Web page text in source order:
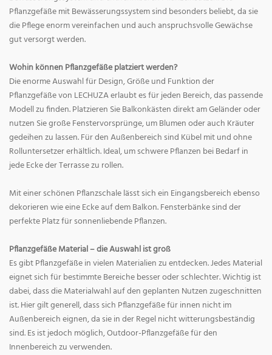
Pflanzgefäße mit Bewässerungssystem sind besonders beliebt, da sie
die Pflege enorm vereinfachen und auch anspruchsvolle Gewächse
gut versorgt werden.
Wohin können Pflanzgefäße platziert werden?
Die enorme Auswahl für Design, Größe und Funktion der
Pflanzgefäße von LECHUZA erlaubt es für jeden Bereich, das passende
Modell zu finden. Platzieren Sie Balkonkästen direkt am Geländer oder
nutzen Sie große Fenstervorsprünge, um Blumen oder auch Kräuter
gedeihen zu lassen. Für den Außenbereich sind Kübel mit und ohne
Rolluntersetzer erhältlich. Ideal, um schwere Pflanzen bei Bedarf in
jede Ecke der Terrasse zu rollen.
Mit einer schönen Pflanzschale lässt sich ein Eingangsbereich ebenso
dekorieren wie eine Ecke auf dem Balkon. Fensterbänke sind der
perfekte Platz für sonnenliebende Pflanzen.
Pflanzgefäße Material – die Auswahl ist groß
Es gibt Pflanzgefäße in vielen Materialien zu entdecken. Jedes Material
eignet sich für bestimmte Bereiche besser oder schlechter. Wichtig ist
dabei, dass die Materialwahl auf den geplanten Nutzen zugeschnitten
ist. Hier gilt generell, dass sich Pflanzgefäße für innen nicht im
Außenbereich eignen, da sie in der Regel nicht witterungsbeständig
sind. Es ist jedoch möglich, Outdoor-Pflanzgefäße für den
Innenbereich zu verwenden.